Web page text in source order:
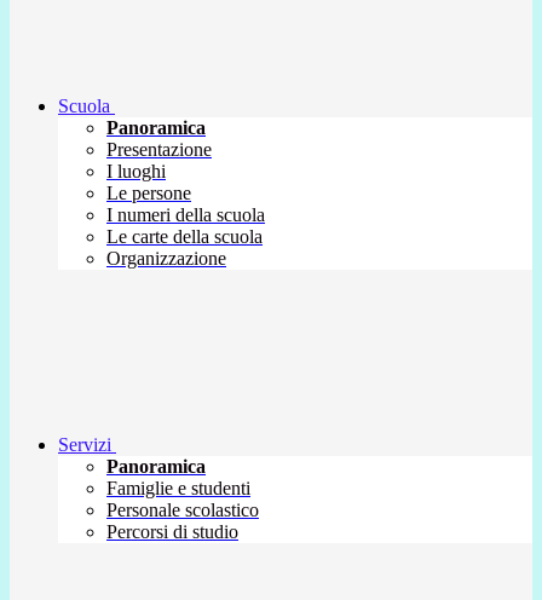
Scuola
Panoramica
Presentazione
I luoghi
Le persone
I numeri della scuola
Le carte della scuola
Organizzazione
Servizi
Panoramica
Famiglie e studenti
Personale scolastico
Percorsi di studio